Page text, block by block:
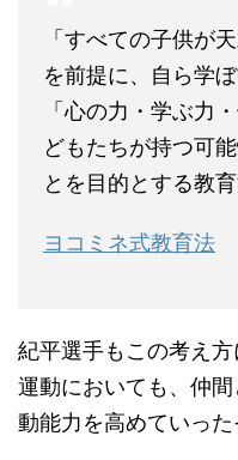
「すべての子供が
を前提に、自ら学
「心の力・学ぶ力
どもたちが持つ可
とを目的とする教
ヨコミネ式教育法
紀平選手もこの考え
運動においても、仲
動能力を高めていった